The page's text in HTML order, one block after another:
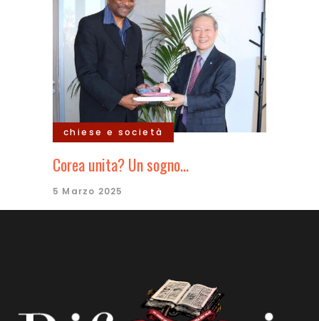
chiese e società
Corea unita? Un sogno…
5 Marzo 2025